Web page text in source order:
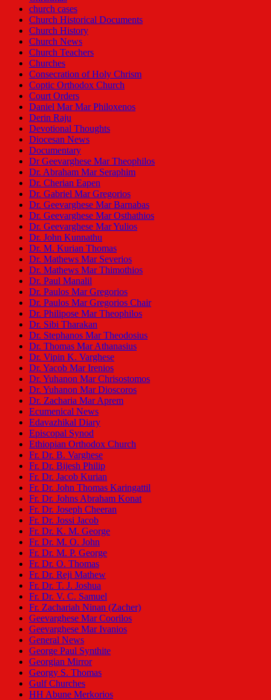
church cases
Church Historical Documents
Church History
Church News
Church Teachers
Churches
Consecration of Holy Chrism
Coptic Orthodox Church
Court Orders
Daniel Mar Mar Philoxenos
Derin Raju
Devotional Thoughts
Diocesan News
Documentary
Dr Geevarghese Mar Theophilos
Dr. Abraham Mar Seraphim
Dr. Cherian Eapen
Dr. Gabriel Mar Gregorios
Dr. Geevarghese Mar Barnabas
Dr. Geevarghese Mar Osthathios
Dr. Geevarghese Mar Yulios
Dr. John Kunnathu
Dr. M. Kurian Thomas
Dr. Mathews Mar Severios
Dr. Mathews Mar Thimothios
Dr. Paul Manalil
Dr. Paulos Mar Gregorios
Dr. Paulos Mar Gregorios Chair
Dr. Philipose Mar Theophilos
Dr. Sibi Tharakan
Dr. Stephanos Mar Theodosius
Dr. Thomas Mar Athanasius
Dr. Vipin K. Varghese
Dr. Yacob Mar Irenios
Dr. Yuhanon Mar Chrisostomos
Dr. Yuhanon Mar Dioscoros
Dr. Zacharia Mar Aprem
Ecumenical News
Edavazhikal Diary
Episcopal Synod
Ethiopian Orthodox Church
Fr. Dr. B. Varghese
Fr. Dr. Bijesh Philip
Fr. Dr. Jacob Kurian
Fr. Dr. John Thomas Karingattil
Fr. Dr. Johns Abraham Konat
Fr. Dr. Joseph Cheeran
Fr. Dr. Jossi Jacob
Fr. Dr. K. M. George
Fr. Dr. M. O. John
Fr. Dr. M. P. George
Fr. Dr. O. Thomas
Fr. Dr. Reji Mathew
Fr. Dr. T. J. Joshua
Fr. Dr. V. C. Samuel
Fr. Zachariah Ninan (Zacher)
Geevarghese Mar Coorilos
Geevarghese Mar Ivanios
General News
George Paul Synthite
Georgian Mirror
Georgy S. Thomas
Gulf Churches
HH Abune Merkorios